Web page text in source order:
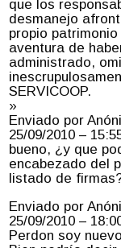
que los
desmanejo
propio
aventura de
administrado,
SERVICOOP.
»
Enviado por
25/09/2010 –
bueno, ¿y que
encabezado del
listado de
Enviado por
25/09/2010 –
Perdon soy